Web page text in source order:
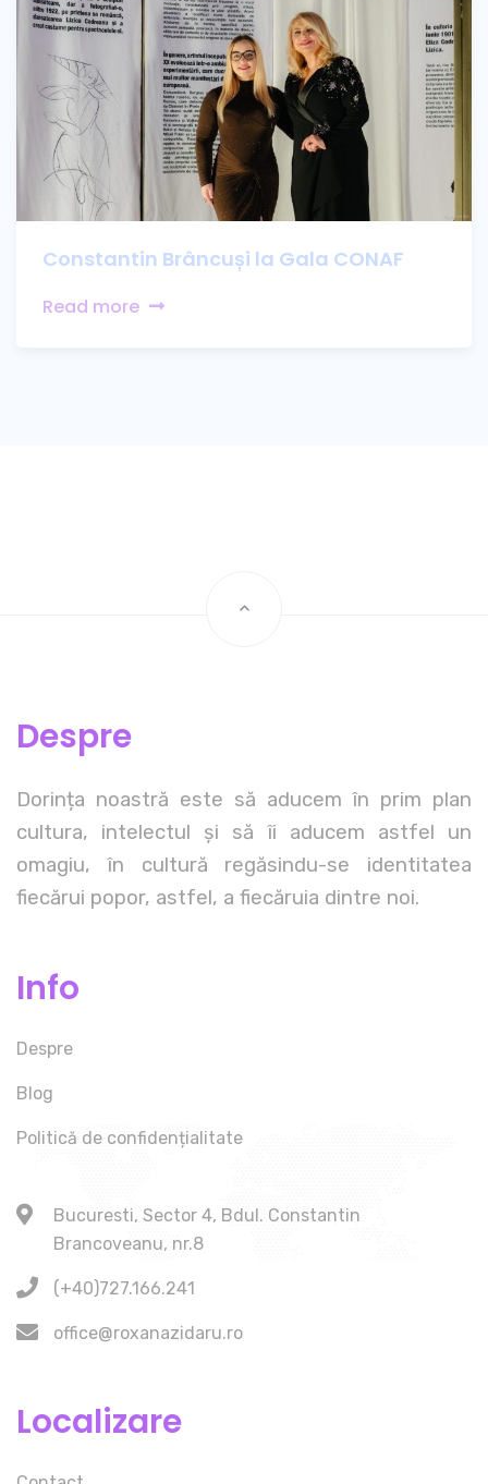
Constantin Brâncuși la Gala CONAF
Read more
Despre
Dorința noastră este să aducem în prim plan
cultura, intelectul și să îi aducem astfel un
omagiu, în cultură regăsindu-se identitatea
fiecărui popor, astfel, a fiecăruia dintre noi.
Info
Despre
Blog
Politică de confidențialitate
Bucuresti, Sector 4, Bdul. Constantin
Brancoveanu, nr.8
(+40)727.166.241
office@roxanazidaru.ro
Localizare